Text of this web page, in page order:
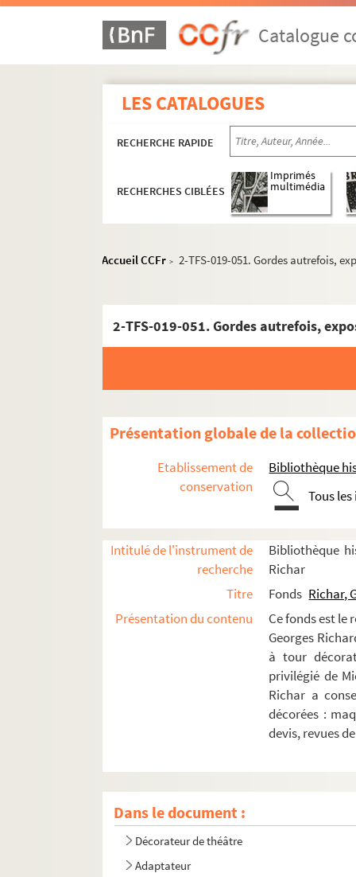
Catalogue
LES CATALOGUES
RECHERCHE RAPIDE
RECHERCHES CIBLÉES
Imprimés
multimédia
Accueil CCFr > 2-TFS-019-051. Gordes autrefois,
2-TFS-019-051. Gordes autrefois,
Présentation globale de la
Etablissement de
conservation
Bibliothèque
Tous
Intitulé de l'instrument de
recherche
Bibliothèque
Richar
Titre
Fonds Richar,
Présentation du contenu
Ce fonds est le
Georges
à tour
privilégié de
Richar a
décorées :
devis, revues
Dans le document :
Décorateur de théâtre
Adaptateur